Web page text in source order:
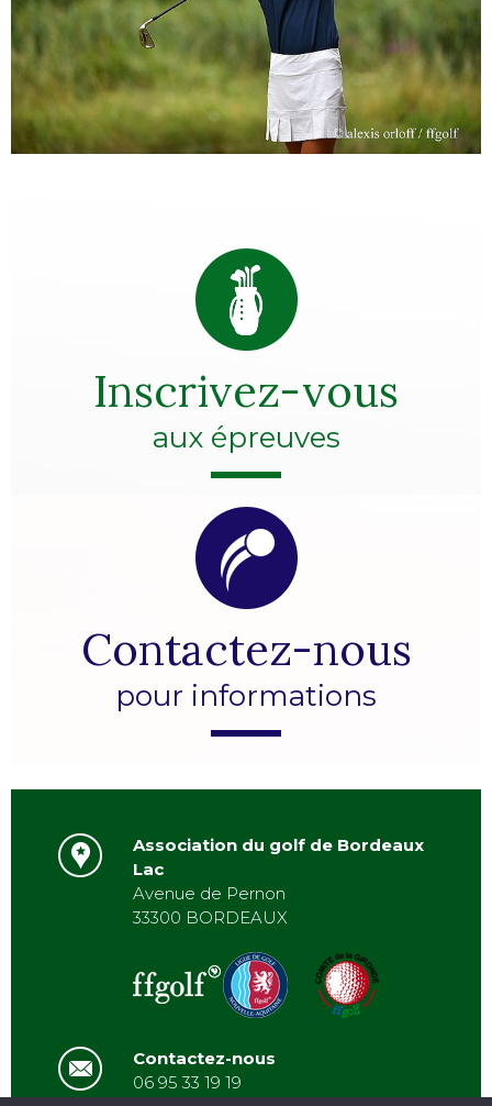
Inscrivez-vous
aux épreuves
Contactez-nous
pour informations
Association du golf de Bordeaux
Lac
Avenue de Pernon
33300 BORDEAUX
Contactez-nous
06 95 33 19 19